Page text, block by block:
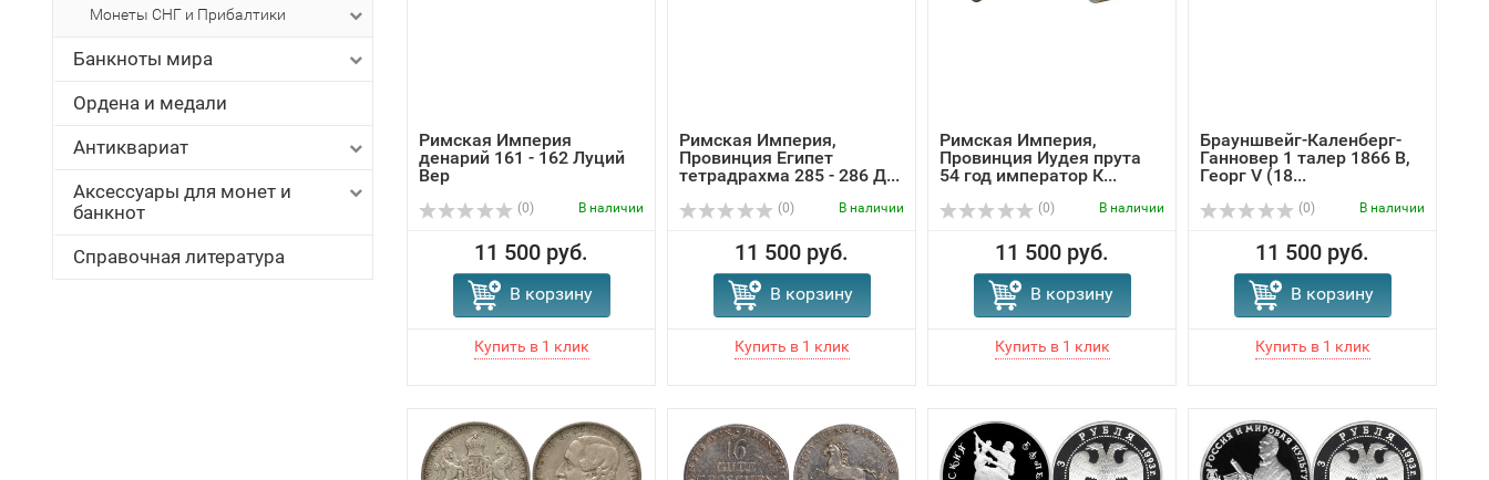
Монеты СНГ и Прибалтики
Банкноты мира
Ордена и медали
Антиквариат
Аксессуары для монет и
банкнот
Справочная литература
Римская Империя
денарий 161 - 162 Луций
Вер
(0) В наличии
11 500 руб.
В корзину
Римская Империя,
Провинция Египет
тетрадрахма 285 - 286 Д...
(0) В наличии
11 500 руб.
В корзину
Римская Империя,
Провинция Иудея прута
54 год император К...
(0) В наличии
11 500 руб.
В корзину
Брауншвейг-Каленберг-
Ганновер 1 талер 1866 В,
Георг V (18...
(0) В наличии
11 500 руб.
В корзину